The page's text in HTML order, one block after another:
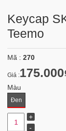
Keycap
Teemo
Mã : 270
Giá :
Màu
Đen